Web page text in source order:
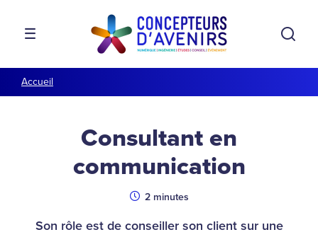
Aller au contenu
Aller à la navigation
MENU
Accueil
Consultant en
communication
Durée
2 minutes
Son rôle est de conseiller son client sur une